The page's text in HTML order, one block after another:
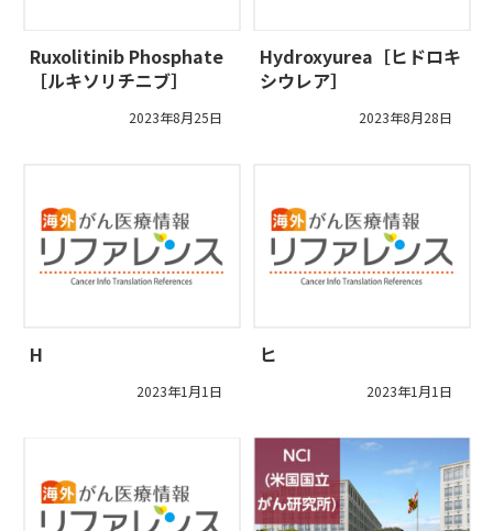
Ruxolitinib Phosphate
［ルキソリチニブ］
2023年8月25日
Hydroxyurea［ヒドロキ
シウレア］
2023年8月28日
H
2023年1月1日
ヒ
2023年1月1日